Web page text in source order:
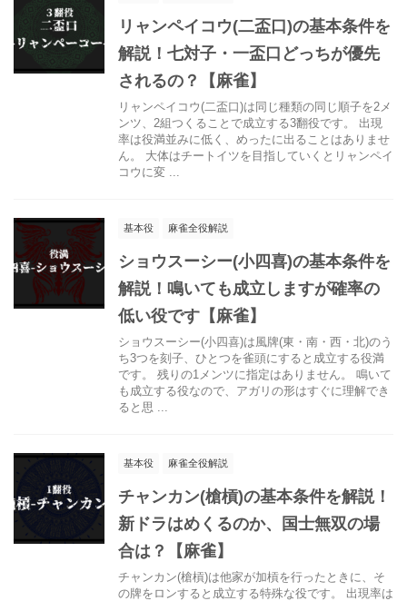
リャンペイコウ(二盃口)の基本条件を
解説！七対子・一盃口どっちが優先
されるの？【麻雀】
リャンペイコウ(二盃口)は同じ種類の同じ順子を2メ
ンツ、2組つくることで成立する3翻役です。 出現
率は役満並みに低く、めったに出ることはありませ
ん。 大体はチートイツを目指していくとリャンペイ
コウに変 ...
基本役 麻雀全役解説
ショウスーシー(小四喜)の基本条件を
解説！鳴いても成立しますが確率の
低い役です【麻雀】
ショウスーシー(小四喜)は風牌(東・南・西・北)のう
ち3つを刻子、ひとつを雀頭にすると成立する役満
です。 残りの1メンツに指定はありません。 鳴いて
も成立する役なので、アガリの形はすぐに理解でき
ると思 ...
基本役 麻雀全役解説
チャンカン(槍槓)の基本条件を解説！
新ドラはめくるのか、国士無双の場
合は？【麻雀】
チャンカン(槍槓)は他家が加槓を行ったときに、そ
の牌をロンすると成立する特殊な役です。 出現率は